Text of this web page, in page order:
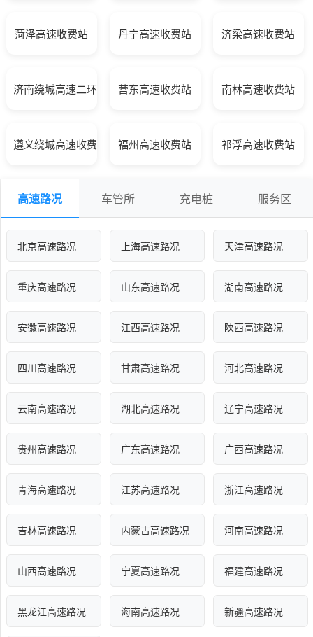
菏泽高速收费站 丹宁高速收费站 济梁高速收费站
济南绕城高速二环线收费站营东高速收费站 南林高速收费站
遵义绕城高速收费站 福州高速收费站 祁浮高速收费站
高速路况 车管所 充电桩 服务区
北京高速路况 上海高速路况 天津高速路况
重庆高速路况 山东高速路况 湖南高速路况
安徽高速路况 江西高速路况 陕西高速路况
四川高速路况 甘肃高速路况 河北高速路况
云南高速路况 湖北高速路况 辽宁高速路况
贵州高速路况 广东高速路况 广西高速路况
青海高速路况 江苏高速路况 浙江高速路况
吉林高速路况 内蒙古高速路况 河南高速路况
山西高速路况 宁夏高速路况 福建高速路况
黑龙江高速路况 海南高速路况 新疆高速路况